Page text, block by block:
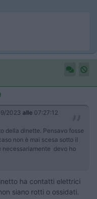
2023 alle 07:27:12
della dinette. Pensavo fosse
non è mai scesa sotto il
necessariamente devo ho
ha contatti elettrici
siano rotti o ossidati.